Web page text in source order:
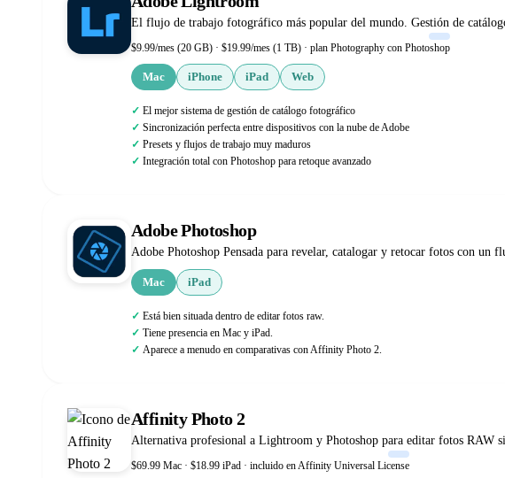
El flujo de trabajo fotográfico más popular del mundo. Gestión de
$9.99/mes (20 GB) · $19.99/mes (1 TB) · plan Photography con Photoshop
Mac iPhone iPad Web
El mejor sistema de gestión de catálogo fotográfico
Sincronización perfecta entre dispositivos con la nube de Adobe
Presets y flujos de trabajo muy maduros
Integración total con Photoshop para retoque avanzado
Adobe Photoshop
Adobe Photoshop Pensada para revelar, catalogar y retocar fotos con un
Mac iPad
Está bien situada dentro de editar fotos raw.
Tiene presencia en Mac y iPad.
Aparece a menudo en comparativas con Affinity Photo 2.
Affinity Photo 2
Alternativa profesional a Lightroom y Photoshop para editar fotos RAW
$69.99 Mac · $18.99 iPad · incluido en Affinity Universal License